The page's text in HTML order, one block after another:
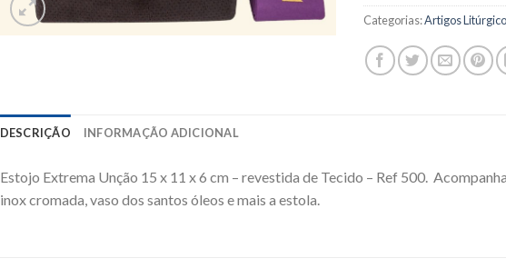
Categorias:Artigos
DESCRIÇÃO INFORMAÇÃO ADICIONAL
Estojo Extrema Unção 15 x 11 x 6 cm – revestida de Tecido – Ref 500.
inox cromada, vaso dos santos óleos e mais a estola.